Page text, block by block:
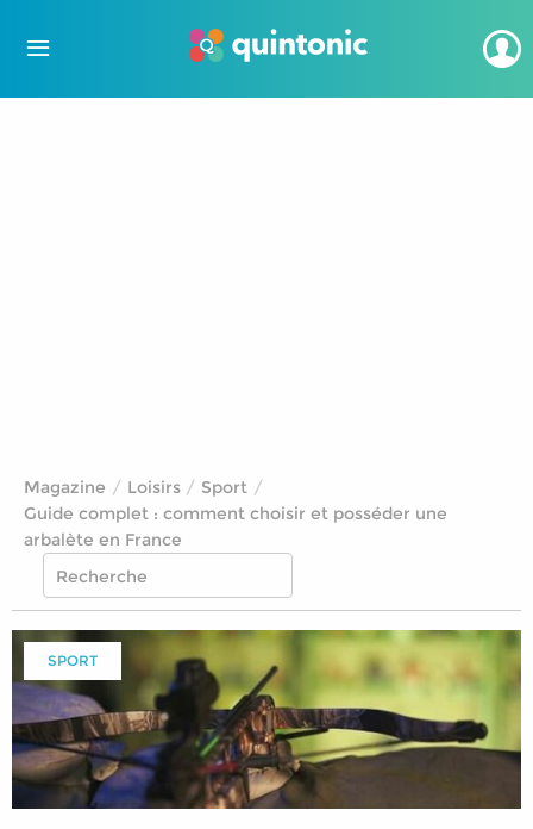
Magazine Loisirs
Sport
Guide complet : comment choisir et posséder une
arbalète en France
SPORT